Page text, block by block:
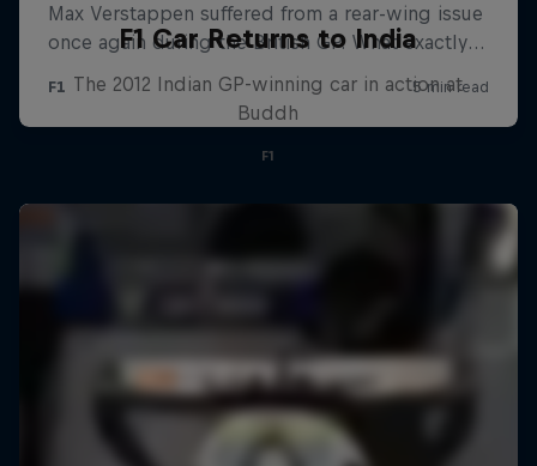
F1 Car Returns to India
The 2012 Indian GP-winning car in action at
Buddh
F1